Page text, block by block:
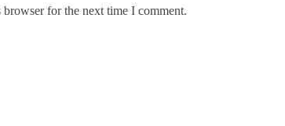
for the next time I comment.